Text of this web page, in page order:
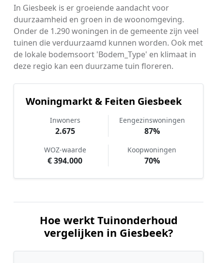
In Giesbeek is er groeiende aandacht voor
duurzaamheid en groen in de woonomgeving.
Onder de 1.290 woningen in de gemeente zijn veel
tuinen die verduurzaamd kunnen worden. Ook met
de lokale bodemsoort 'Bodem_Type' en klimaat in
deze regio kan een duurzame tuin floreren.
Woningmarkt & Feiten Giesbeek
Inwoners
2.675
Eengezinswoningen
87%
WOZ-waarde
€ 394.000
Koopwoningen
70%
Hoe werkt Tuinonderhoud
vergelijken in Giesbeek?